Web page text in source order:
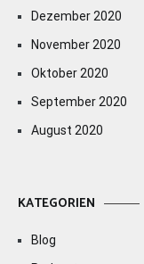
Dezember 2020
November 2020
Oktober 2020
September 2020
August 2020
KATEGORIEN
Blog